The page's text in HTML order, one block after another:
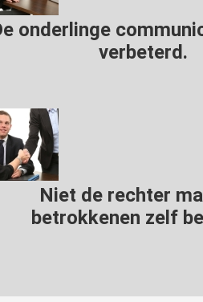
onderlinge
verbeterd.
Niet de rechter
betrokkenen zelf